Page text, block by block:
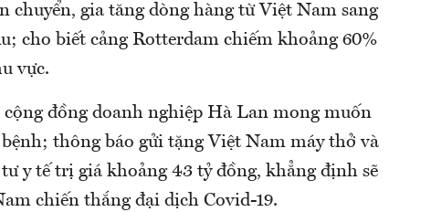
chuyển, gia tăng dòng hàng từ Việt Nam sang
cho biết cảng Rotterdam chiếm khoảng 60%
vực.
đồng doanh nghiệp Hà Lan mong muốn
thông báo gửi tặng Việt Nam máy thở và
y tế trị giá khoảng 43 tỷ đồng, khẳng định sẽ
chiến thắng đại dịch Covid-19.